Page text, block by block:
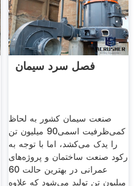
فصل سرد سیمان
صنعت سیمان کشور به لحاظ
کمی‌ظرفیت اسمی‌90 میلیون تن
را یدک می‌کشد، اما با توجه به
رکود صنعت ساختمان و پروژه‌های
عمرانی در بهترین حالت 60
میلیون تن تولید می‌شود که علاوه